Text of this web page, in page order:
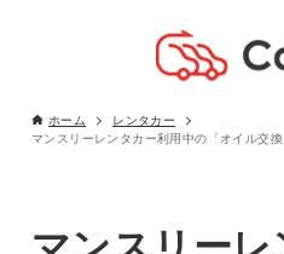
ホーム レンタカー